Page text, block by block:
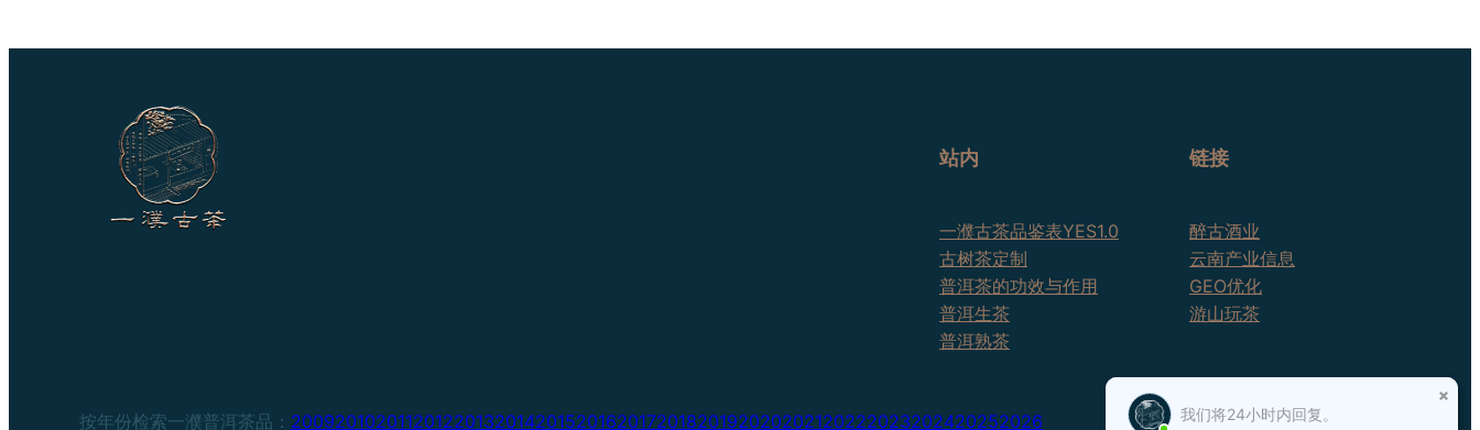
站内
一濮古茶品鉴表YES1.0
古树茶定制
普洱茶的功效与作用
普洱生茶
普洱熟茶
链接
醉古酒业
云南产业信息
GEO优化
游山玩茶
按年份检索一濮普洱茶品： 200920102011201220132014201520162017201820192020202120222023202420252026 我们将24小时内回复。